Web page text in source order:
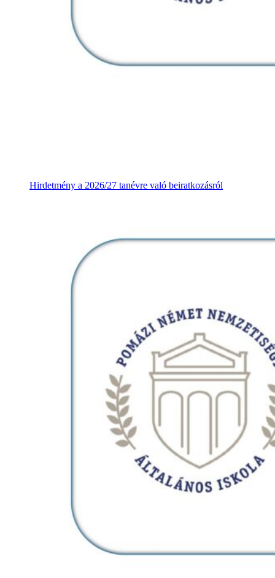
Hirdetmény a 2026/27 tanévre való beiratkozásról